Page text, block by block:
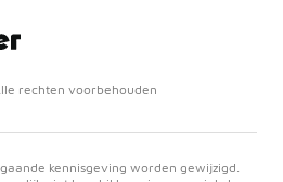
rechten voorbehouden
kennisgeving worden gewijzigd.